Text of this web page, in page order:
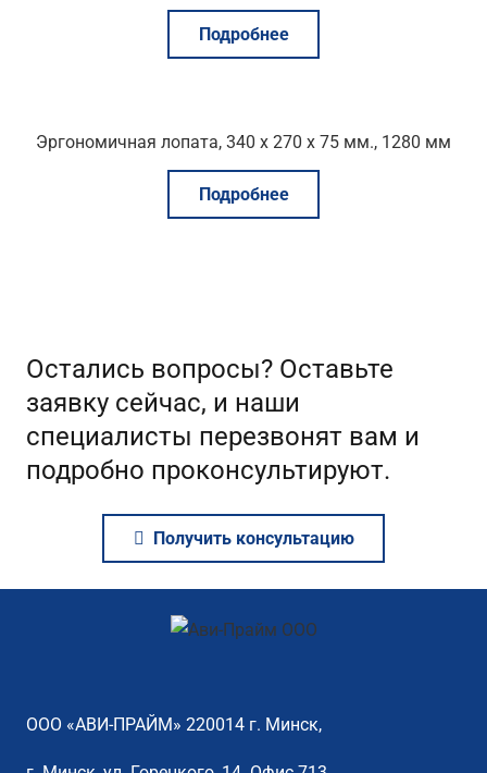
Подробнее
Эргономичная лопата, 340 x 270 x 75 мм., 1280 мм
Подробнее
Остались вопросы? Оставьте
заявку сейчас, и наши
специалисты перезвонят вам и
подробно проконсультируют.
Получить консультацию
ООО «АВИ-ПРАЙМ» 220014 г. Минск,